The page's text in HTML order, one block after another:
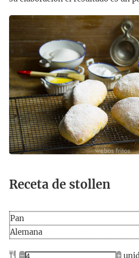
Receta de stollen
Pan
Alemana
– +